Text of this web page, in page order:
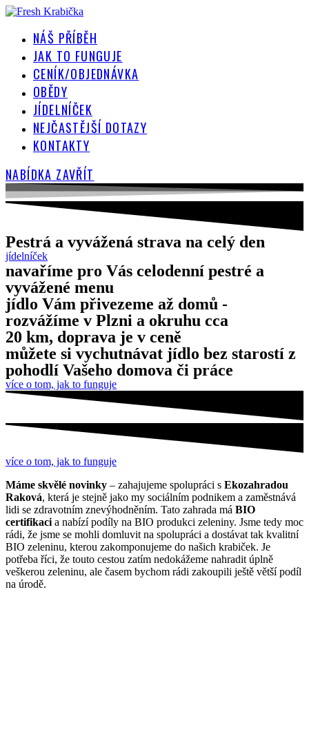
Přejít
obsahuNÁŠ PŘÍBĚH
JAK TO FUNGUJE
CENÍK/OBJEDNÁVKA
OBĚDY
JÍDELNÍČEK
NEJČASTĚJŠÍ DOTAZY
KONTAKTY
NABÍDKA ZAVŘÍT
Pestrá a vyvážená strava na celý den
jídelníček
navaříme pro Vás celodenní pestré a
vyvážené menu
jídlo Vám přivezeme až domů -
rozvážíme v Plzni a okruhu cca
20 km, doprava je v ceně
můžete si vychutnávat jídlo bez starostí z
pohodlí Vašeho domova či práce
více o tom, jak to funguje
více o tom, jak to funguje
Máme skvělé novinky – zahajujeme spolupráci s Ekozahradou
Raková, která je stejně jako my sociálním podnikem a zaměstnává
lidi se zdravotním znevýhodněním. Tato zahrada má BIO
certifikaci a nabízí podíly na BIO produkci zeleniny. Jsme tedy moc
rádi, že jsme se mohli domluvit na spolupráci a dostávat tak kvalitní
BIO zeleninu, kterou zakomponujeme do našich krabiček. Je
potřeba říci, že touto cestou zatím nedokážeme nahradit úplně
veškerou zeleninu, ale časem bychom rádi zakoupili ještě větší podíl
na úrodě.